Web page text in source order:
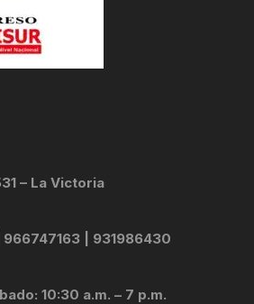
– La Victoria
966747163 | 931986430
10:30 a.m. – 7 p.m.